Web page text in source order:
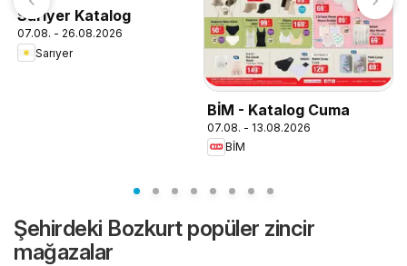
Sarıyer Katalog
07.08. - 26.08.2026
Sarıyer
BİM - Katalog Cuma
07.08. - 13.08.2026
BİM
Şehirdeki Bozkurt popüler zincir
mağazalar